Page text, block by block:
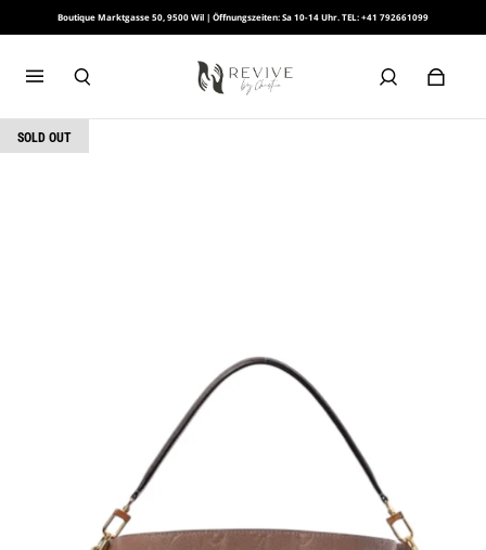
Boutique Marktgasse 50, 9500 Wil | Öffnungszeiten: Sa 10-14 Uhr. TEL: +41 792661099
SOLD OUT